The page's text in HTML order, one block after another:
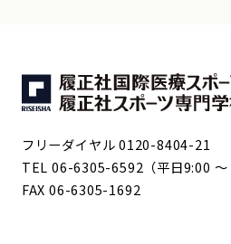
フリーダイヤル 0120-8404-21
TEL 06-6305-6592（平日9:00 ～
FAX 06-6305-1692